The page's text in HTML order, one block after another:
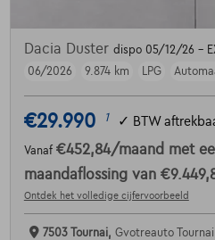
Dacia Duster dispo 05/12/26 -
06/2026
9.874 km LPG
€29.990 1 ✓ BTW
Vanaf €452,84/maand met
maandaflossing van
Ontdek het volledige cijfervoorbeeld
7503 Tournai, Gvotreauto Tournai